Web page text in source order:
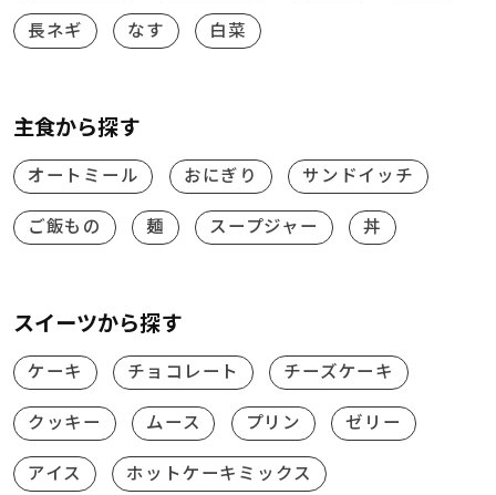
長ネギ なす 白菜
主食から探す
オートミール おにぎり サンドイッチ
ご飯もの 麺 スープジャー 丼
スイーツから探す
ケーキ チョコレート チーズケーキ
クッキー ムース プリン ゼリー
アイス ホットケーキミックス